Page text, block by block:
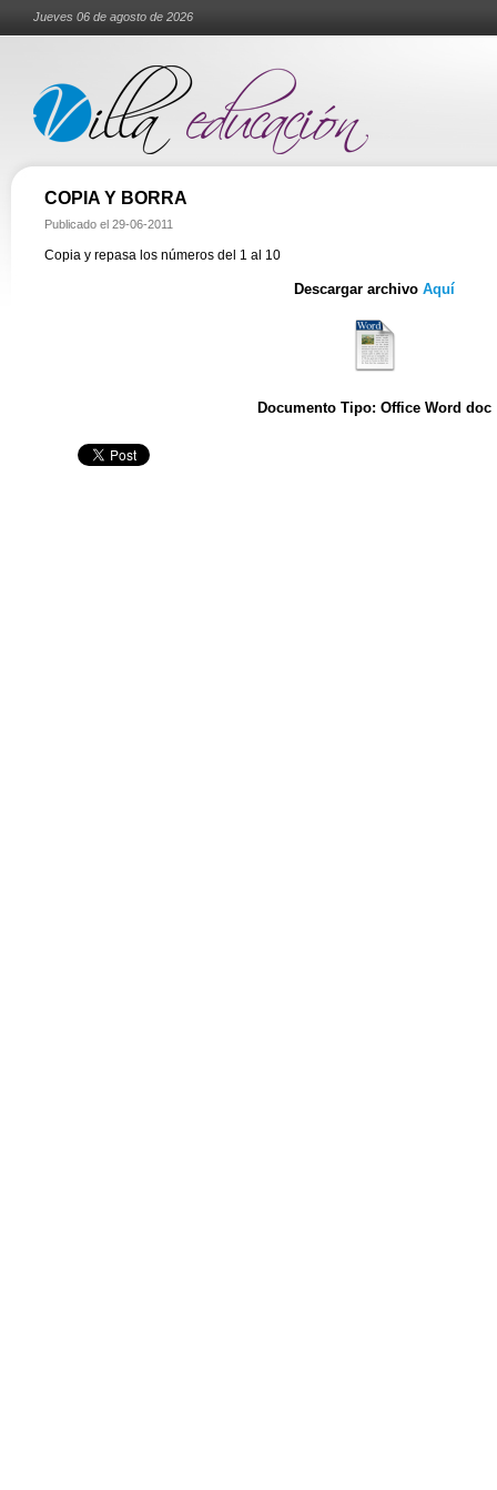
Jueves 06 de agosto de 2026
COPIA Y BORRA
Publicado el 29-06-2011
Copia y repasa los números del 1 al 10
Descargar archivo Aquí
Documento Tipo: Office Word doc